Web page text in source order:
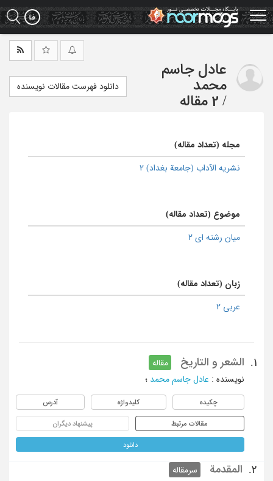
Skip
to
main
عادل جاسم
محمد
/ 2 مقاله
دانلود فهرست مقالات نویسنده
مجله (تعداد مقاله)
نشریه الآداب (جامعة بغداد) 2
موضوع (تعداد مقاله)
میان رشته ای 2
زبان (تعداد مقاله)
عربی 2
1. الشعر و التاریخ
مقاله
نویسنده : عادل جاسم محمد ؛
چکیده کلیدواژه آدرس
مقالات مرتبط پیشنهاد دیگران
دانلود
2. المقدمة
سرمقاله